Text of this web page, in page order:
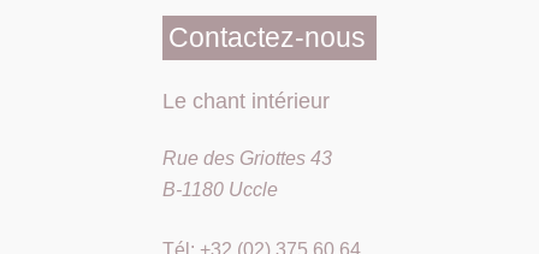
Contactez-nous
Le chant intérieur
Rue des Griottes 43
B-1180 Uccle